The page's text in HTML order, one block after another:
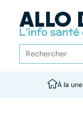
À la une